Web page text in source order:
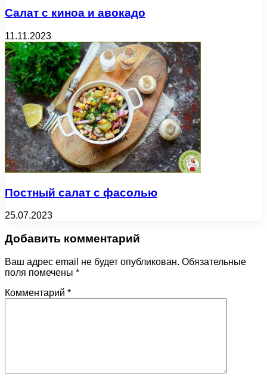
Салат с киноа и авокадо
11.11.2023
Постный салат с фасолью
25.07.2023
Добавить комментарий
Ваш адрес email не будет опубликован. Обязательные
поля помечены *
Комментарий *